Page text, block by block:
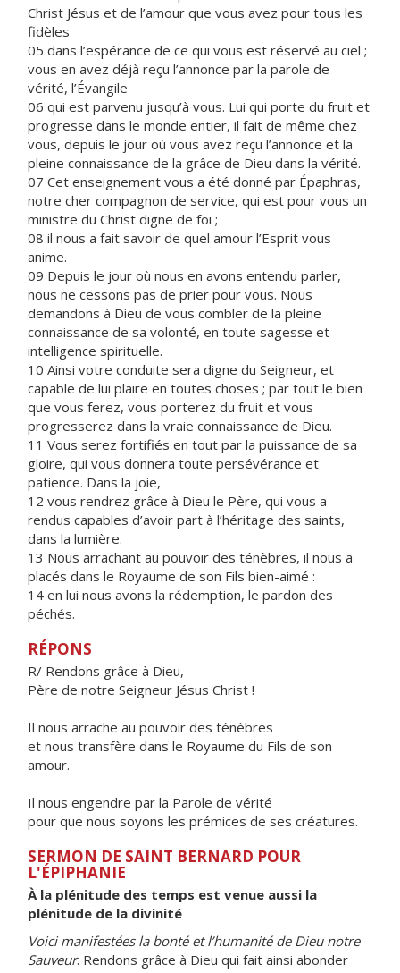
Christ Jésus et de l’amour que vous avez pour tous les
fidèles
05 dans l’espérance de ce qui vous est réservé au ciel ;
vous en avez déjà reçu l’annonce par la parole de
vérité, l’Évangile
06 qui est parvenu jusqu’à vous. Lui qui porte du fruit et
progresse dans le monde entier, il fait de même chez
vous, depuis le jour où vous avez reçu l’annonce et la
pleine connaissance de la grâce de Dieu dans la vérité.
07 Cet enseignement vous a été donné par Épaphras,
notre cher compagnon de service, qui est pour vous un
ministre du Christ digne de foi ;
08 il nous a fait savoir de quel amour l’Esprit vous
anime.
09 Depuis le jour où nous en avons entendu parler,
nous ne cessons pas de prier pour vous. Nous
demandons à Dieu de vous combler de la pleine
connaissance de sa volonté, en toute sagesse et
intelligence spirituelle.
10 Ainsi votre conduite sera digne du Seigneur, et
capable de lui plaire en toutes choses ; par tout le bien
que vous ferez, vous porterez du fruit et vous
progresserez dans la vraie connaissance de Dieu.
11 Vous serez fortifiés en tout par la puissance de sa
gloire, qui vous donnera toute persévérance et
patience. Dans la joie,
12 vous rendrez grâce à Dieu le Père, qui vous a
rendus capables d’avoir part à l’héritage des saints,
dans la lumière.
13 Nous arrachant au pouvoir des ténèbres, il nous a
placés dans le Royaume de son Fils bien-aimé :
14 en lui nous avons la rédemption, le pardon des
péchés.
RÉPONS
R/ Rendons grâce à Dieu,
Père de notre Seigneur Jésus Christ !
Il nous arrache au pouvoir des ténèbres
et nous transfère dans le Royaume du Fils de son
amour.
Il nous engendre par la Parole de vérité
pour que nous soyons les prémices de ses créatures.
SERMON DE SAINT BERNARD POUR
L'ÉPIPHANIE
À la plénitude des temps est venue aussi la
plénitude de la divinité
Voici manifestées la bonté et l’humanité de Dieu notre
Sauveur. Rendons grâce à Dieu qui fait ainsi abonder